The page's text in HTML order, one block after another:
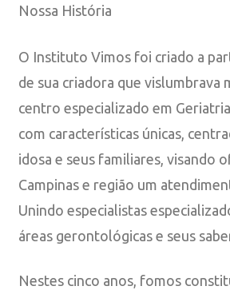
Nossa História
O Instituto Vimos foi criado a
de sua criadora que vislumbrava
centro especializado em
com características únicas,
idosa e seus familiares, visando
Campinas e região um
Unindo especialistas
áreas gerontológicas e seus
Nestes cinco anos, fomos